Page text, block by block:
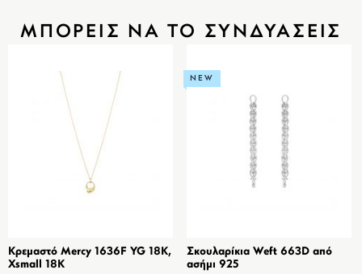
ΜΠΟΡΕΙΣ ΝΑ ΤΟ ΣΥΝΔΥΑΣΕΙΣ
Κρεμαστό Mercy 1636F YG 18K,
Xsmall 18K
NEW
Σκουλαρίκια Weft 663D από
ασήμι 925